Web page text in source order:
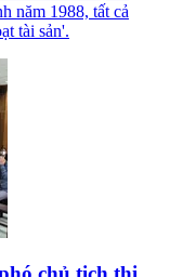
năm 1988, tất cả
tài sản'.